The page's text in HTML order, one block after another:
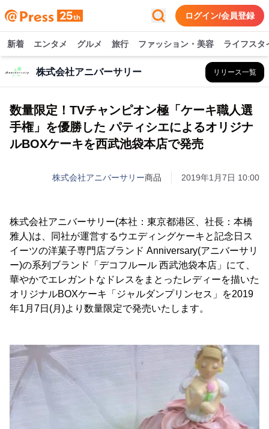
ログイン/会員登録
新着 エンタメ グルメ 旅行 ファッション・美容 ライフスタ
株式会社アニバーサリー リリース一覧
数量限定！TVチャンピオン極「ケーキ職人選
手権」を優勝した パティシエによるオリジナ
ルBOXケーキを西武池袋本店で発売
株式会社アニバーサリー商品 2019年1月7日 10:00
株式会社アニバーサリー(本社：東京都港区、社長：本橋
雅人)は、同社が運営するウエディングケーキと記念日ス
イーツの洋菓子専門店ブランド Anniversary(アニバーサリ
ー)の系列ブランド「デコフルール 西武池袋本店」にて、
華やかでエレガントなドレスをまとったレディーを描いた
オリジナルBOXケーキ「ジャルダンプリンセス」を2019
年1月7日(月)より数量限定で発売いたします。